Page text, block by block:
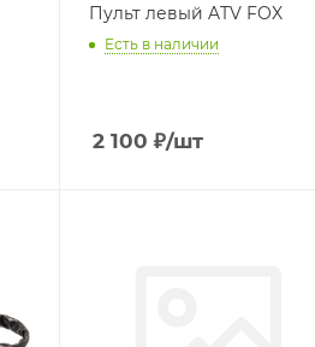
Пульт левый ATV FOX
Есть в наличии
2 100 ₽/шт